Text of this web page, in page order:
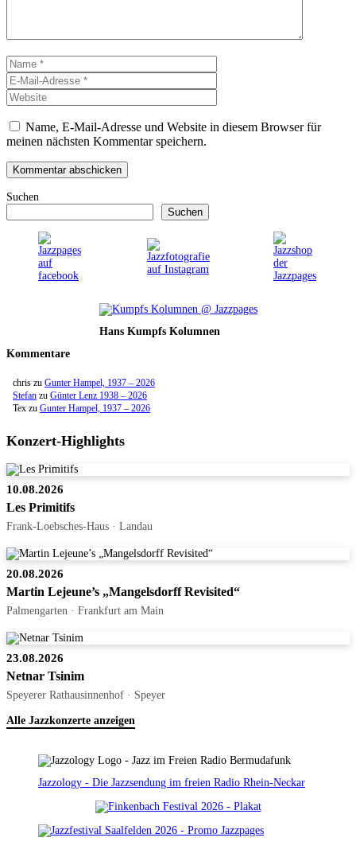
Name
Mail-
Adresse
Name, E-Mail-Adresse und Website in diesem Browser für
meinen nächsten Kommentar speichern.
Suchen
Suchen
Hans Kumpfs Kolumnen
Kommentare
chris zu Gunter Hampel, 1937 – 2026
Stefan zu Günter Lenz 1938 – 2026
Tex zu Gunter Hampel, 1937 – 2026
Konzert-Highlights
10.08.2026
Les Primitifs
Frank-Loebsches-Haus · Landau
20.08.2026
Martin Lejeune’s „Mangelsdorff Revisited“
Palmengarten · Frankfurt am Main
23.08.2026
Netnar Tsinim
Speyerer Rathausinnenhof · Speyer
Alle Jazzkonzerte anzeigen
Jazzology - Die Jazzsendung im freien Radio Rhein-Neckar